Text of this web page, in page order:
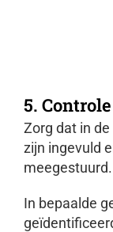
5.
Zorg dat in
zijn ingevuld
meegestuurd.
In bepaalde